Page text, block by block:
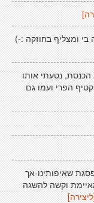
ומצליף בחוזקה :-)
נטעתי אותו
הפרי ועמו גם
שאיפותינו-אך
וקשה להשגה